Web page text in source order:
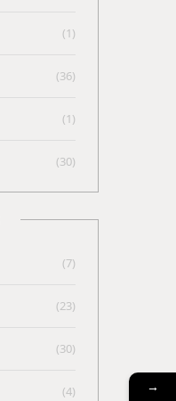
(1)
(36)
(1)
(30)
(7)
(23)
(30)
(4) →